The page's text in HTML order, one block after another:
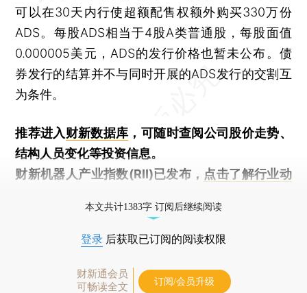
可以在30天内行使超额配售权额外购买330万份
ADS。每股ADS相当于4股A类普通股，每股面值
0.000005美元，ADS的发行价格也暂未公布。债
券发行的结算并不与同时开展的ADS发行的交割互
为条件。
推荐进入财新数据库 ，可随时查阅公司股价走势、
结构人员变化等投资信息。
财新机器人产业指数(RII)已发布， 点击了解行业动
本文共计1383字 订阅后继续阅读
登录 后获取已订阅的阅读权限
财新通会员
可畅读全文
订阅/会员升级